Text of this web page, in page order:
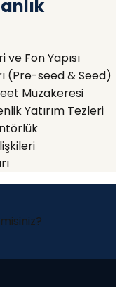
Fon Yapısı
(Pre-seed & Seed)
Müzakeresi
Yatırım Tezleri